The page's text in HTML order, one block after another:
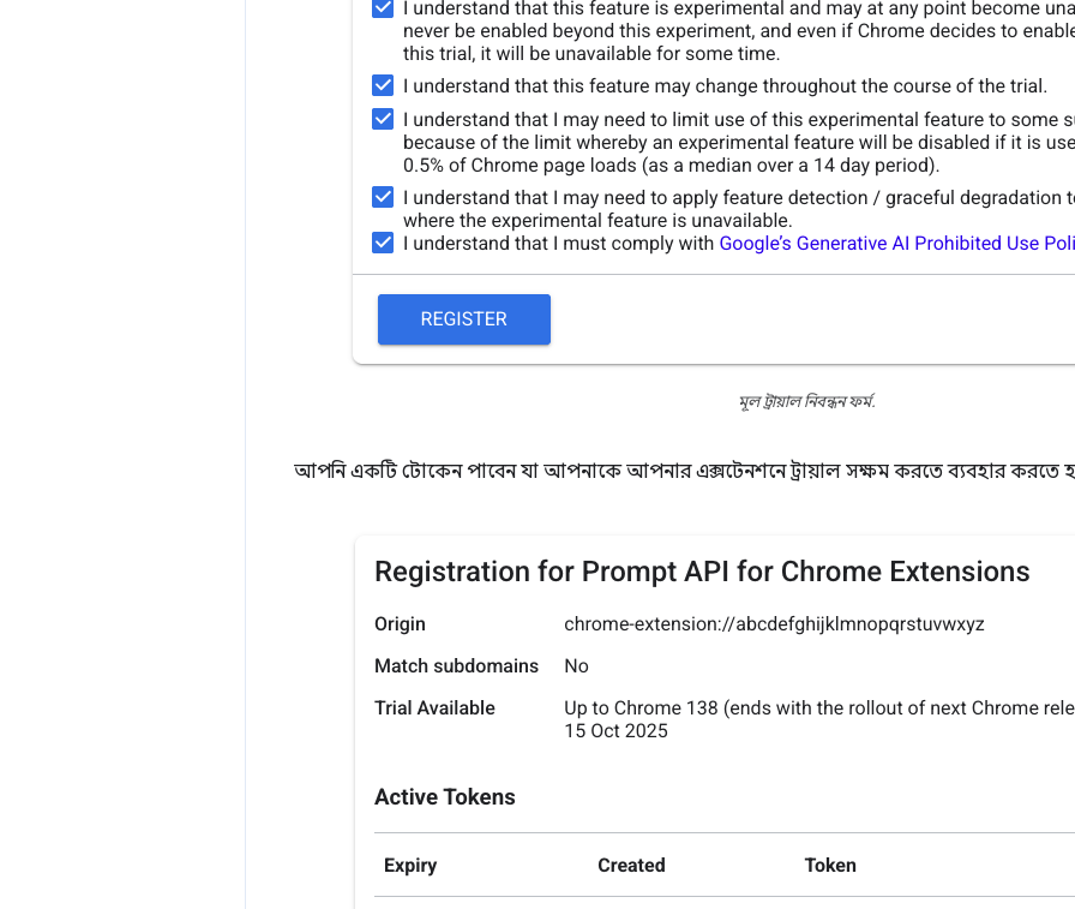
মূল ট্রায়াল নিবন্ধন ফর্ম.
আপনি একটি টোকেন পাবেন যা আপনাকে আপনার এক্সটেনশনে ট্রায়াল সক্ষম করতে ব্যবহার করতে